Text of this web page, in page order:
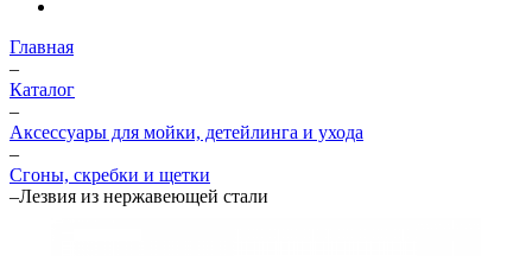
Главная
–
Каталог
–
Аксессуары для мойки, детейлинга и ухода
–
Сгоны, скребки и щетки
–Лезвия из нержавеющей стали